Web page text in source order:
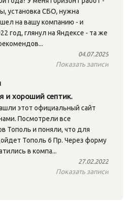
установка СБО, нужна
на вашу компанию - и
год, глянул на Яндексе - та же
04.07.2025
Показать записи
и хороший септик.
этот официальный сайт
Посмотрели все
Тополь и поняли, что для
Тополь 6 Пр. Через форму
в компа...
27.02.2022
Показать записи